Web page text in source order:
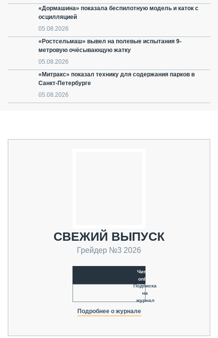
«Дормашина» показала беспилотную модель и каток с
осцилляцией
05.08.2026
«Ростсельмаш» вывел на полевые испытания 9-
метровую очёсывающую жатку
05.08.2026
«Митракс» показал технику для содержания парков в
Санкт-Петербурге
05.08.2026
СВЕЖИЙ ВЫПУСК
Грейдер №3 2026
Читать
online
Подписка
на
журнал
Подробнее о журнале